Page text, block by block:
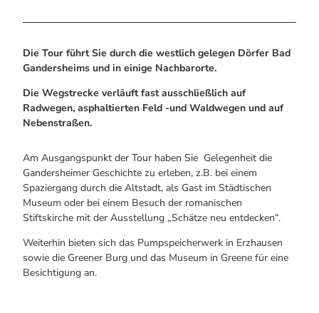
Die Tour führt Sie durch die westlich gelegen Dörfer Bad
Gandersheims und in einige Nachbarorte.
Die Wegstrecke verläuft fast ausschließlich auf
Radwegen, asphaltierten Feld -und Waldwegen und auf
Nebenstraßen.
Am Ausgangspunkt der Tour haben Sie Gelegenheit die
Gandersheimer Geschichte zu erleben, z.B. bei einem
Spaziergang durch die Altstadt, als Gast im Städtischen
Museum oder bei einem Besuch der romanischen
Stiftskirche mit der Ausstellung „Schätze neu entdecken“.
Weiterhin bieten sich das Pumpspeicherwerk in Erzhausen
sowie die Greener Burg und das Museum in Greene für eine
Besichtigung an.